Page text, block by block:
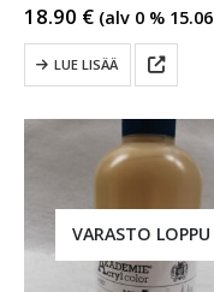
18.90 € (alv 0 % 15.06
LUE LISÄÄ
VARASTO LOPPU